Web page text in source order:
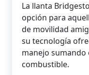
La llanta
opción para
de movilidad
su tecnología
manejo
combustible.